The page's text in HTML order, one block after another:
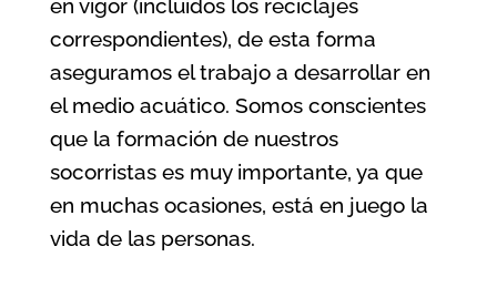
en vigor (incluidos los reciclajes
correspondientes), de esta forma
aseguramos el trabajo a desarrollar en
el medio acuático. Somos conscientes
que la formación de nuestros
socorristas es muy importante, ya que
en muchas ocasiones, está en juego la
vida de las personas.